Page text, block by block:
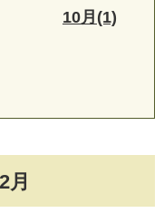
月
10月(1)